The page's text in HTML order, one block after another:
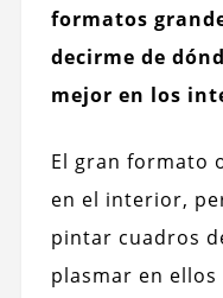
formatos
decirme de
mejor en los
El gran formato
en el interior,
pintar cuadros
plasmar en ellos